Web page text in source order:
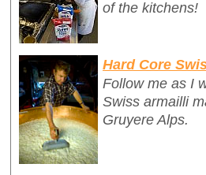
of the kitchens!
Hard Core
Follow me as I
Swiss armailli
Gruyere Alps.